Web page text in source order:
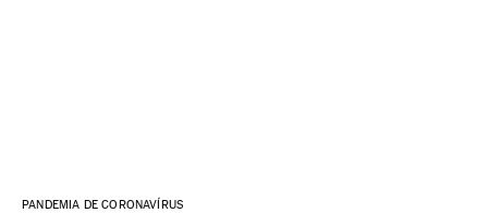
PANDEMIA DE CORONAVÍRUS